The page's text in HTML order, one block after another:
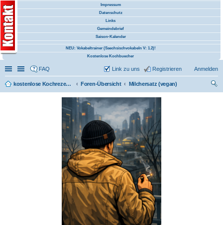
Impressum
Datenschutz
Links
Gemeindebrief
Saison-Kalender
NEU: Vokabeltrainer (Saechsischvokabeln V: 1.2)!
Kostenlose Kochbuecher
Schnellzugriff
Linkliste
FAQ Anmelden
Registrieren
Link zu uns
kostenlose Kochrezepte und kostenlose Kochbücher Foren-Übersicht
Milchersatz (vegan)